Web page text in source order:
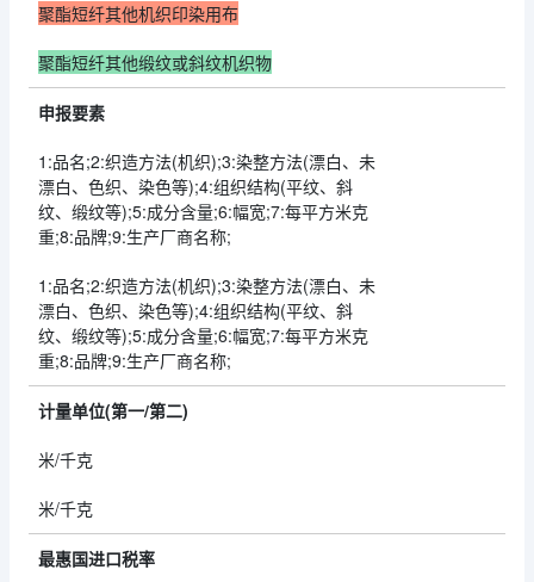
聚酯短纤其他机织印染用布
聚酯短纤其他缎纹或斜纹机织物
申报要素
1:品名;2:织造方法(机织);3:染整方法(漂白、未
漂白、色织、染色等);4:组织结构(平纹、斜
纹、缎纹等);5:成分含量;6:幅宽;7:每平方米克
重;8:品牌;9:生产厂商名称;
1:品名;2:织造方法(机织);3:染整方法(漂白、未
漂白、色织、染色等);4:组织结构(平纹、斜
纹、缎纹等);5:成分含量;6:幅宽;7:每平方米克
重;8:品牌;9:生产厂商名称;
计量单位(第一/第二)
米/千克
米/千克
最惠国进口税率